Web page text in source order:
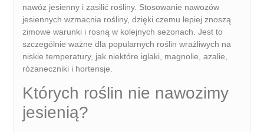
nawóz jesienny i zasilić rośliny. Stosowanie nawozów
jesiennych wzmacnia rośliny, dzięki czemu lepiej znoszą
zimowe warunki i rosną w kolejnych sezonach. Jest to
szczególnie ważne dla popularnych roślin wrażliwych na
niskie temperatury, jak niektóre iglaki, magnolie, azalie,
różaneczniki i hortensje.
Których roślin nie nawozimy
jesienią?